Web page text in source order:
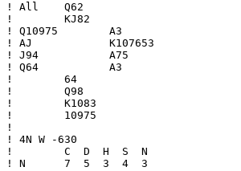
! All    Q62
!        KJ82
! Q10975        A3
! AJ            K107653
! J94           A75
! Q64           A3
!        64
!        Q98
!        K1083
!        10975
!
! 4N W -630
!        C  D  H  S  N
! N      7  5  3  4  3